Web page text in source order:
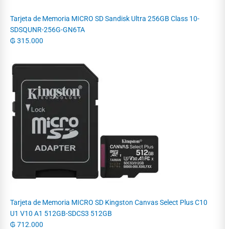
Tarjeta de Memoria MICRO SD Sandisk Ultra 256GB Class 10-
SDSQUNR-256G-GN6TA
₲ 315.000
Tarjeta de Memoria MICRO SD Kingston Canvas Select Plus C10
U1 V10 A1 512GB-SDCS3 512GB
₲ 712.000